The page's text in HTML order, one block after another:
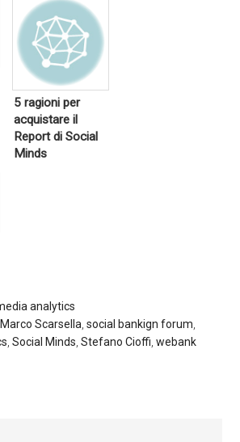
5 ragioni per
acquistare il
Report di Social
Minds
analytics
Marco Scarsella ,social bankign forum
,Social Minds ,Stefano Cioffi ,webank